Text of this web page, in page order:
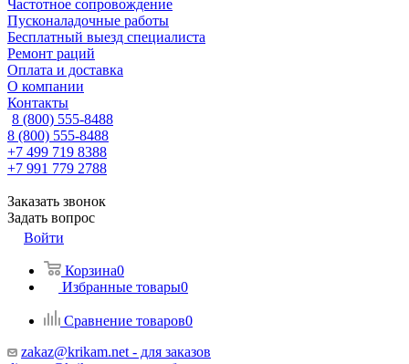
Частотное сопровождение
Пусконаладочные работы
Бесплатный выезд специалиста
Ремонт раций
Оплата и доставка
О компании
Контакты
8 (800) 555-8488
8 (800) 555-8488
+7 499 719 8388
+7 991 779 2788
Заказать звонок
Задать вопрос
Войти
Корзина0
Избранные товары0
Сравнение товаров0
zakaz@krikam.net - для заказов